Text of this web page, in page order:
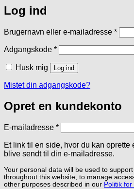
Log ind
Brugernavn eller e-mailadresse *
Adgangskode *Påkrævet
Husk mig Log ind
Mistet din adgangskode?
Opret en kundekonto
E-mailadresse *Påkrævet
Et link til en side, hvor du kan oprette
blive sendt til din e-mailadresse.
Your personal data will be used to
throughout this website, to manage
other purposes described in our Politik